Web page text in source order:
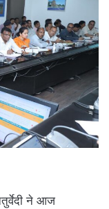
ने आज